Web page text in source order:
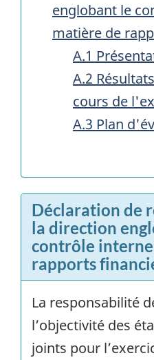
englobant le
matière de
A.1
A.2
cours de
A.3 Plan
Déclaration de
la direction
contrôle
rapports
La responsabilité
l’objectivité des
joints pour